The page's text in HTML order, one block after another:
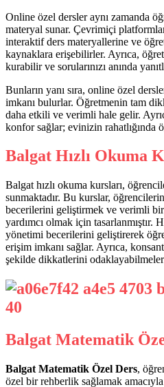
Online özel dersler aynı zamanda
materyal sunar. Çevrimiçi
interaktif ders materyallerine ve
kaynaklara erişebilirler. Ayrıca,
kurabilir ve sorularınızı anında
Bunların yanı sıra, online özel
imkanı bulurlar. Öğretmenin tam
daha etkili ve verimli hale gelir.
konfor sağlar; evinizin rahatlığında
Balgat Hızlı Okuma
Balgat hızlı okuma kursları,
sunmaktadır. Bu kurslar,
becerilerini geliştirmek ve verimli
yardımcı olmak için tasarlanmıştır.
yönetimi becerilerini geliştirerek
erişim imkanı sağlar. Ayrıca,
şekilde dikkatlerini
Balgat Matematik
Balgat Matematik Özel Ders,
özel bir rehberlik sağlamak